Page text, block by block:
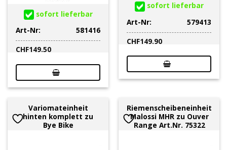
sofort lieferbar
Art-Nr:
581416
CHF149.50
sofort lieferbar
Art-Nr:
579413
CHF149.90
Variomateinheit
hinten komplett zu
Bye Bike
Riemenscheibeneinheit
Malossi MHR zu Ouver
Range Art.Nr. 75322